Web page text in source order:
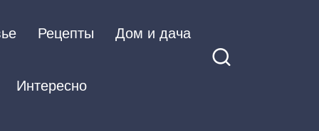
Рецепты Дом и дача
Интересно